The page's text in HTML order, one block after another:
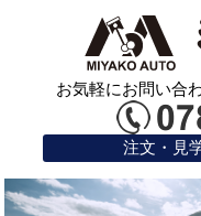
お気軽にお問い合
注文・見